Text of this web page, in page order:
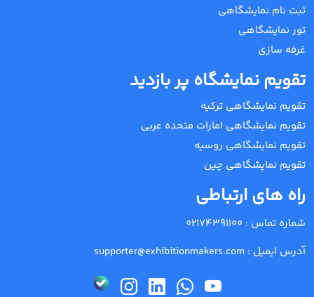
ثبت نام نمایشگاهی
تور نمایشگاهی
غرفه سازی
تقویم نمایشگاه پر بازدید
تقویم نمایشگاهی ترکیه
تقویم نمایشگاهی امارات متحده عربی
تقویم نمایشگاهی روسیه
تقویم نمایشگاهی چین
راه های ارتباطی
شماره تماس : 02174391100
آدرس ایمیل : supporter@exhibitionmakers.com